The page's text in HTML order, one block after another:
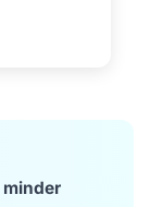
minder